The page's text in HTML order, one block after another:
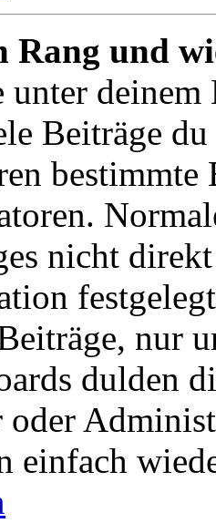
Rang und
unter deinem
Beiträge
bestimmte
nicht
nur
dulden
oder
einfach